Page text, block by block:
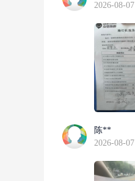
2026-08-07
陈**
2026-08-07